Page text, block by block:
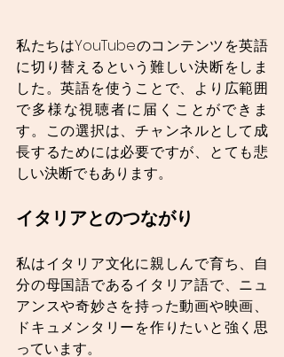
私たちはYouTubeのコンテンツを英語
に切り替えるという難しい決断をしま
した。英語を使うことで、より広範囲
で多様な視聴者に届くことができま
す。この選択は、チャンネルとして成
長するためには必要ですが、とても悲
しい決断でもあります。
イタリアとのつながり
私はイタリア文化に親しんで育ち、自
分の母国語であるイタリア語で、ニュ
アンスや奇妙さを持った動画や映画、
ドキュメンタリーを作りたいと強く思
っています。